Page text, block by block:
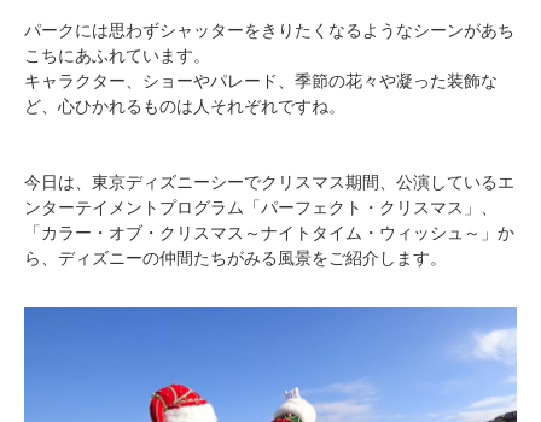
パークには思わずシャッターをきりたくなるようなシーンがあち
こちにあふれています。
キャラクター、ショーやパレード、季節の花々や凝った装飾な
ど、心ひかれるものは人それぞれですね。
今日は、東京ディズニーシーでクリスマス期間、公演しているエ
ンターテイメントプログラム「パーフェクト・クリスマス」、
「カラー・オブ・クリスマス～ナイトタイム・ウィッシュ～」か
ら、ディズニーの仲間たちがみる風景をご紹介します。